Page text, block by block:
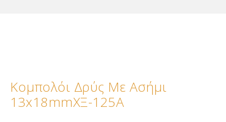
Κομπολόι Δρύς Με Ασήμι
13x18mmΧΞ-125Α